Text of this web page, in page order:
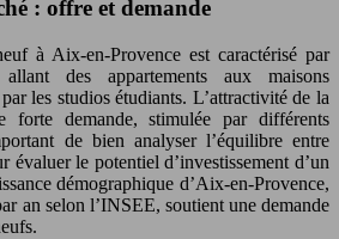
: offre et demande
à Aix-en-Provence est caractérisé par
des appartements aux maisons
les studios étudiants. L’attractivité de la
demande, stimulée par différents
de bien analyser l’équilibre entre
évaluer le potentiel d’investissement d’un
démographique d’Aix-en-Provence,
an selon l’INSEE, soutient une demande